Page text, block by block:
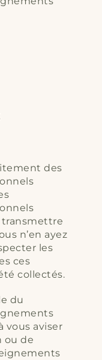
des
transmettre
n’en ayez
les
ces
collectés.
du
vous aviser
ou de